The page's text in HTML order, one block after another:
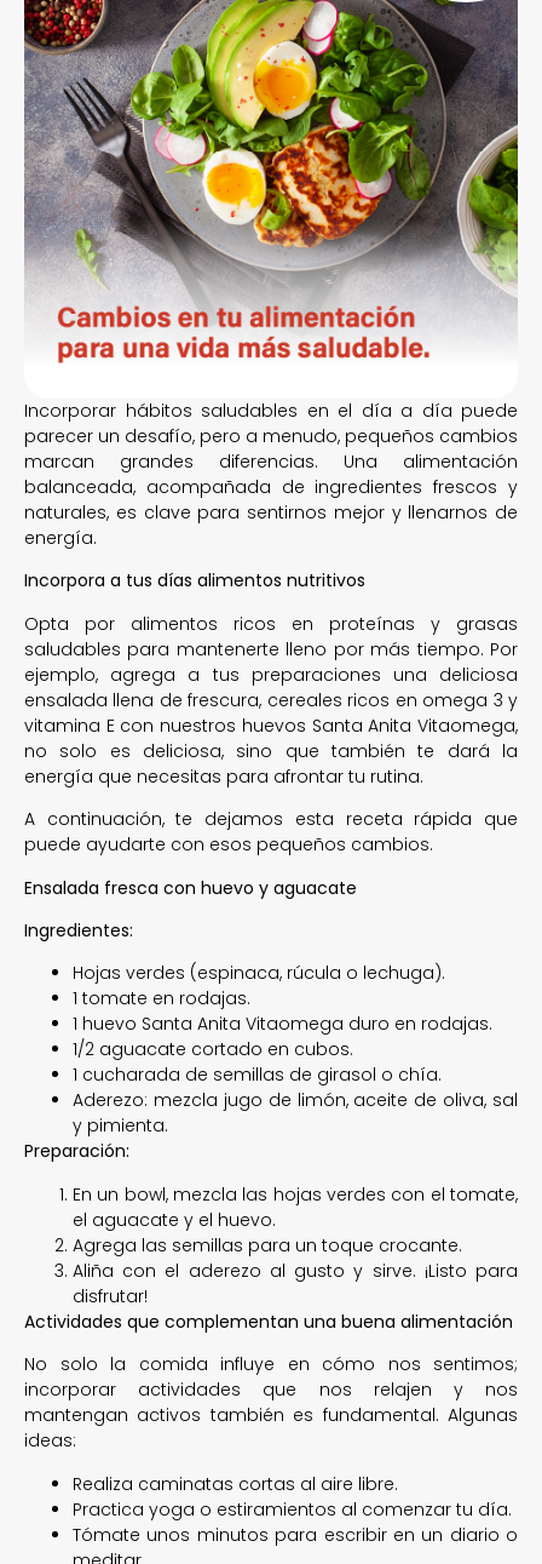
Incorporar hábitos saludables en el día a día puede
parecer un desafío, pero a menudo, pequeños cambios
marcan grandes diferencias. Una alimentación
balanceada, acompañada de ingredientes frescos y
naturales, es clave para sentirnos mejor y llenarnos de
energía.
Incorpora a tus días alimentos nutritivos
Opta por alimentos ricos en proteínas y grasas
saludables para mantenerte lleno por más tiempo. Por
ejemplo, agrega a tus preparaciones una deliciosa
ensalada llena de frescura, cereales ricos en omega 3 y
vitamina E con nuestros huevos Santa Anita Vitaomega,
no solo es deliciosa, sino que también te dará la
energía que necesitas para afrontar tu rutina.
A continuación, te dejamos esta receta rápida que
puede ayudarte con esos pequeños cambios.
Ensalada fresca con huevo y aguacate
Ingredientes:
Hojas verdes (espinaca, rúcula o lechuga).
1 tomate en rodajas.
1 huevo Santa Anita Vitaomega duro en rodajas.
1/2 aguacate cortado en cubos.
1 cucharada de semillas de girasol o chía.
Aderezo: mezcla jugo de limón, aceite de oliva, sal
y pimienta.
Preparación:
En un bowl, mezcla las hojas verdes con el tomate,
el aguacate y el huevo.
Agrega las semillas para un toque crocante.
Aliña con el aderezo al gusto y sirve. ¡Listo para
disfrutar!
Actividades que complementan una buena alimentación
No solo la comida influye en cómo nos sentimos;
incorporar actividades que nos relajen y nos
mantengan activos también es fundamental. Algunas
ideas:
Realiza caminatas cortas al aire libre.
Practica yoga o estiramientos al comenzar tu día.
Tómate unos minutos para escribir en un diario o